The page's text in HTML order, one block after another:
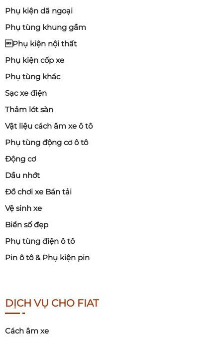
Phụ kiện dã ngoại
Phụ tùng khung gầm
Phụ kiện nội thất
Phụ kiện cốp xe
Phụ tùng khác
Sạc xe điện
Thảm lót sàn
Vật liệu cách âm xe ô tô
Phụ tùng động cơ ô tô
Động cơ
Dầu nhớt
Đồ chơi xe Bán tải
Vệ sinh xe
Biển số đẹp
Phụ tùng điện ô tô
Pin ô tô & Phụ kiện pin
DỊCH VỤ CHO FIAT
Cách âm xe